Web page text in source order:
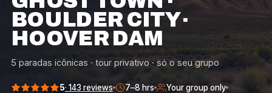
BOULDER CITY ·
HOOVER DAM
5 paradas icônicas · tour privativo · só o seu grupo
5· 143 reviews 7–8 hrs
Your group only